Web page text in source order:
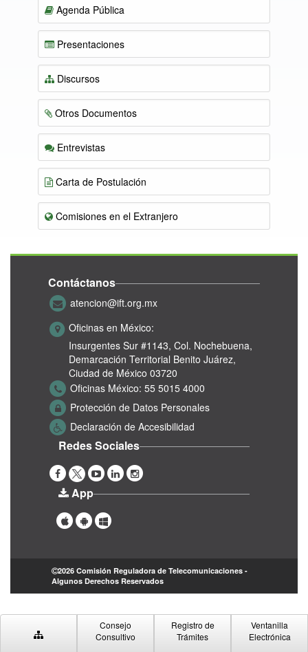
Consejo
Consultivo
Registro de
Trámites
Ventanilla
Electrónica
Agenda Pública
Presentaciones
Discursos
Otros Documentos
Entrevistas
Carta de Postulación
Comisiones en el Extranjero
Contáctanos
atencion@ift.org.mx
Oficinas en México:
Insurgentes Sur #1143, Col. Nochebuena,
Demarcación Territorial Benito Juárez,
Ciudad de México 03720
Oficinas México: 55 5015 4000
Protección de Datos Personales
Declaración de Accesibilidad
Redes Sociales
App
2026 Comisión Reguladora de Telecomunicaciones -
Algunos Derechos Reservados